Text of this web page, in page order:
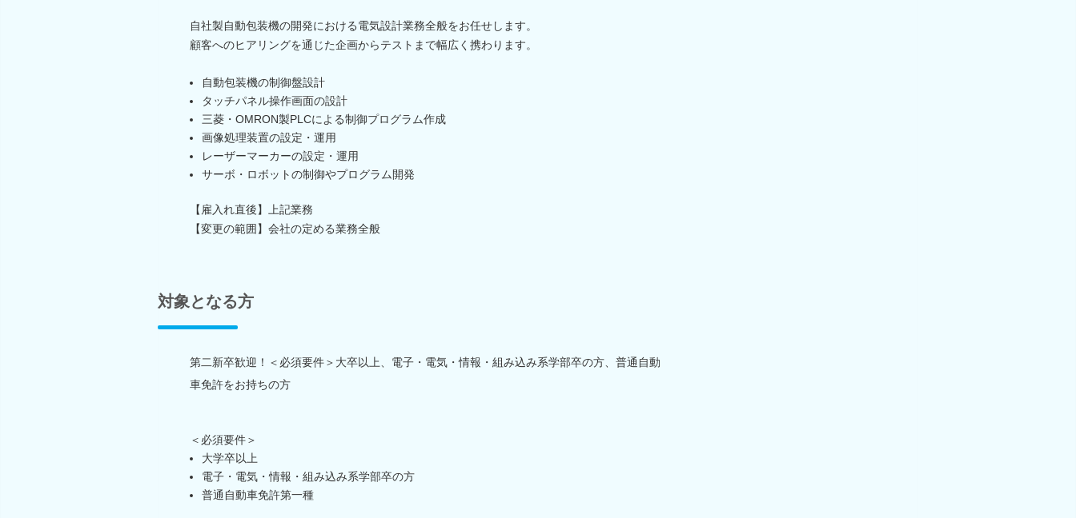
自社製自動包装機の開発における電気設計業務全般をお任せします。
顧客へのヒアリングを通じた企画からテストまで幅広く携わります。
自動包装機の制御盤設計
タッチパネル操作画面の設計
三菱・OMRON製PLCによる制御プログラム作成
画像処理装置の設定・運用
レーザーマーカーの設定・運用
サーボ・ロボットの制御やプログラム開発
【雇入れ直後】上記業務
【変更の範囲】会社の定める業務全般
対象となる方
第二新卒歓迎！＜必須要件＞大卒以上、電子・電気・情報・組み込み系学部卒の方、普通自動
車免許をお持ちの方
＜必須要件＞
大学卒以上
電子・電気・情報・組み込み系学部卒の方
普通自動車免許第一種